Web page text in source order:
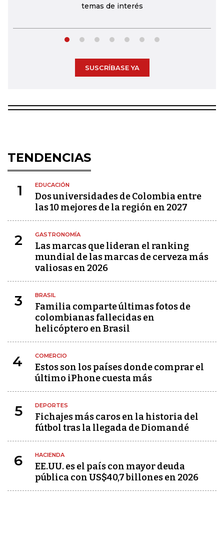
temas de interés
SUSCRÍBASE YA
TENDENCIAS
1 EDUCACIÓN
Dos universidades de Colombia entre
las 10 mejores de la región en 2027
2 GASTRONOMÍA
Las marcas que lideran el ranking
mundial de las marcas de cerveza más
valiosas en 2026
3 BRASIL
Familia comparte últimas fotos de
colombianas fallecidas en
helicóptero en Brasil
4 COMERCIO
Estos son los países donde comprar el
último iPhone cuesta más
5 DEPORTES
Fichajes más caros en la historia del
fútbol tras la llegada de Diomandé
6 HACIENDA
EE.UU. es el país con mayor deuda
pública con US$40,7 billones en 2026